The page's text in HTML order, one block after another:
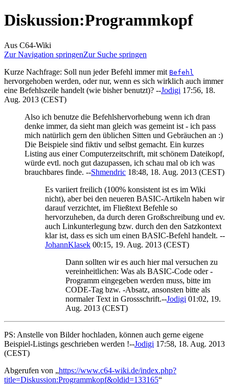
Diskussion:Programmkopf
Aus C64-Wiki
Zur Navigation springenZur Suche springen
Kurze Nachfrage: Soll nun jeder Befehl immer mit Befehl
hervorgehoben werden, oder nur, wenn es sich wirklich auch immer
eine Befehlszeile handelt (wie bisher benutzt)? --Jodigi 17:56, 18.
Aug. 2013 (CEST)
Also ich benutze die Befehlshervorhebung wenn ich dran
denke immer, da sieht man gleich was gemeint ist - ich pass
mich natürlich gern den üblichen Sitten und Gebräuchen an :)
Die Beispiele sind fiktiv und selbst gemacht. Ein kurzes
Listing aus einer Computerzeitschrift, mit schönem Dateikopf,
würde evtl. noch gut dazupassen, ich schau mal ob ich was
brauchbares finde. --Shmendric 18:48, 18. Aug. 2013 (CEST)
Es variiert freilich (100% konsistent ist es im Wiki
nicht), aber bei den neueren BASIC-Artikeln haben wir
darauf verzichtet, im Fließtext Befehle so
hervorzuheben, da durch deren Großschreibung und ev.
auch Linkunterlegung bzw. durch den den Satzkontext
klar ist, dass es sich um einen BASIC-Befehl handelt. --
JohannKlasek 00:15, 19. Aug. 2013 (CEST)
Dann sollten wir es auch hier mal versuchen zu
vereinheitlichen: Was als BASIC-Code oder -
Programm eingegeben werden muss, bitte im
CODE-Tag bzw. -Absatz, ansonsten bitte als
normaler Text in Grossschrift.--Jodigi 01:02, 19.
Aug. 2013 (CEST)
PS: Anstelle von Bilder hochladen, können auch gerne eigene
Beispiel-Listings geschrieben werden !--Jodigi 17:58, 18. Aug. 2013
(CEST)
Abgerufen von „https://www.c64-wiki.de/index.php?
title=Diskussion:Programmkopf&oldid=133165“